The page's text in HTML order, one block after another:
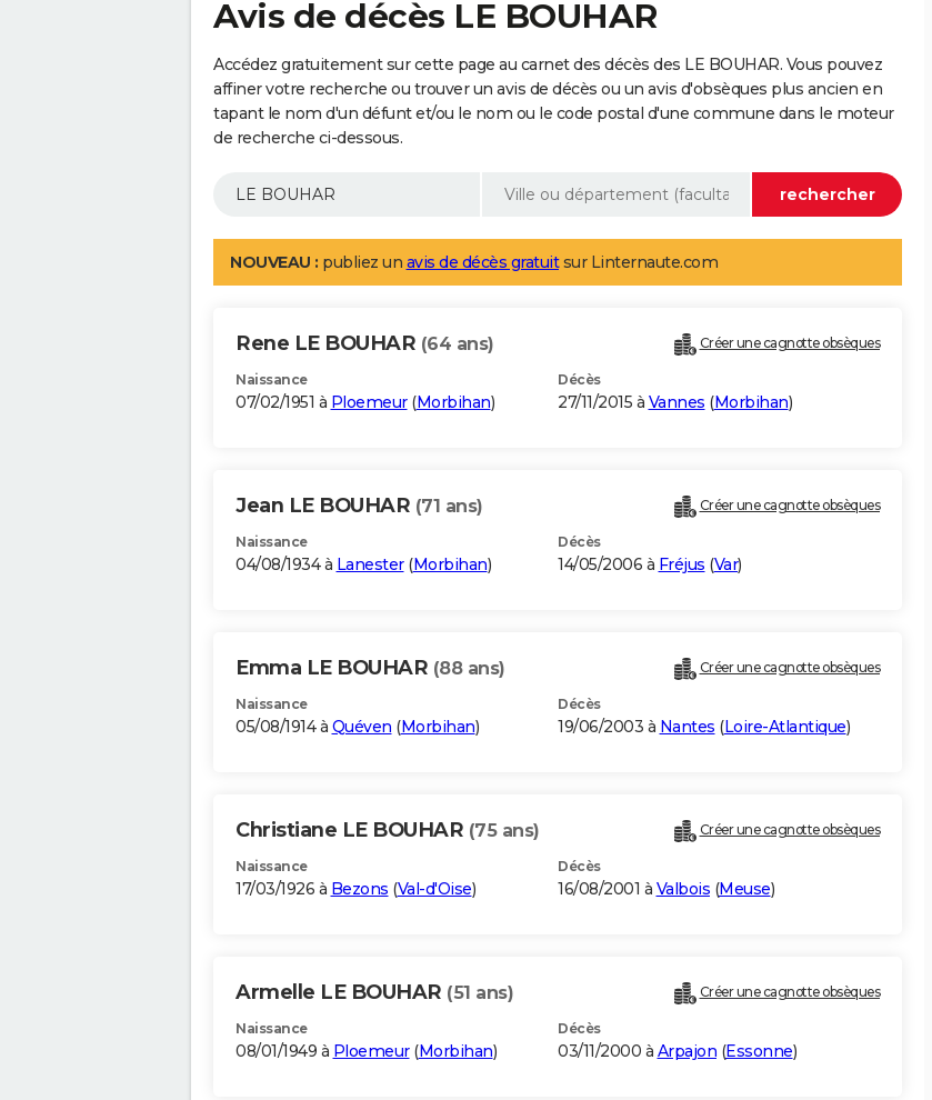
Avis de décès LE BOUHAR
Accédez gratuitement sur cette page au carnet des décès des LE BOUHAR. Vous pouvez
affiner votre recherche ou trouver un avis de décès ou un avis d'obsèques plus ancien en
tapant le nom d'un défunt et/ou le nom ou le code postal d'une commune dans le moteur
de recherche ci-dessous.
NOUVEAU : publiez un avis de décès gratuitsur Linternaute.com
Rene LE BOUHAR (64 ans) Créer une cagnotte obsèques
Naissance
07/02/1951 à Ploemeur(Morbihan)
Décès
27/11/2015 à Vannes (Morbihan)
Jean LE BOUHAR (71 ans) Créer une cagnotte obsèques
Naissance
04/08/1934 à Lanester(Morbihan)
Décès
14/05/2006 à Fréjus (Var)
Emma LE BOUHAR (88 ans) Créer une cagnotte obsèques
Naissance
05/08/1914 à Quéven (Morbihan)
Décès
19/06/2003 à Nantes (Loire-Atlantique)
Christiane LE BOUHAR (75 ans) Créer une cagnotte obsèques
Naissance
17/03/1926 à Bezons (Val-d'Oise)
Décès
16/08/2001 à Valbois (Meuse)
Armelle LE BOUHAR (51 ans) Créer une cagnotte obsèques
Naissance
08/01/1949 à Ploemeur(Morbihan)
Décès
03/11/2000 à Arpajon (Essonne)